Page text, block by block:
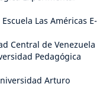
Escuela Las Américas E-
Central de Venezuela
Pedagógica
Arturo